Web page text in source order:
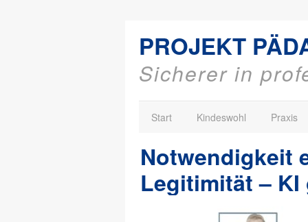
PROJEKT
Sicherer in
Start Kindeswohl Praxis
Notwendigkeit
Legitimität –